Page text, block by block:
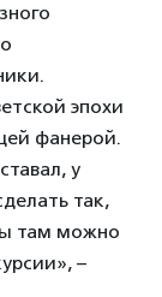
эпохи
фанерой.
у
так,
там можно
–